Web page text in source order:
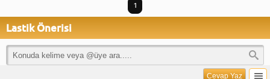
1
Lastik Önerisi
Cevap Yaz